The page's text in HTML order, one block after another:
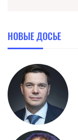
НОВЫЕ ДОСЬЕ